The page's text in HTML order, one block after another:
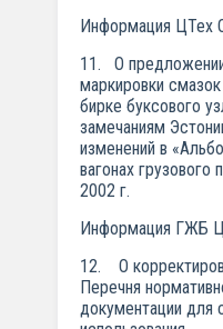
Информация
11. О
маркировки
бирке буксового
замечаниям
изменений в
вагонах
2002 г.
Информация ГЖБ
12. О
Перечня
документации для